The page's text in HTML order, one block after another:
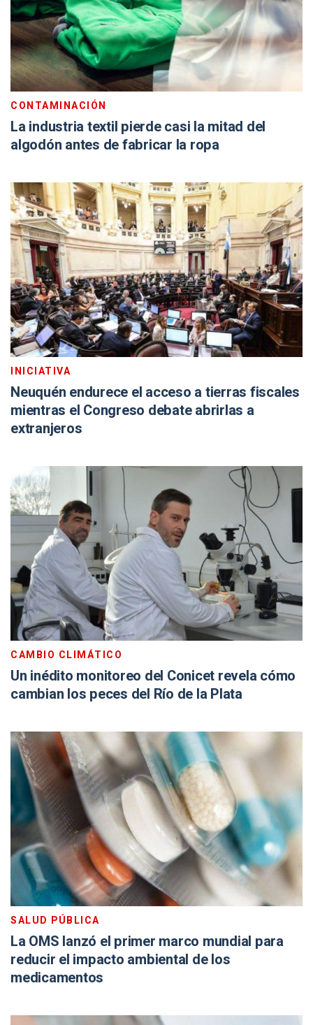
CONTAMINACIÓN
La industria textil pierde casi la mitad del
algodón antes de fabricar la ropa
INICIATIVA
Neuquén endurece el acceso a tierras fiscales
mientras el Congreso debate abrirlas a
extranjeros
CAMBIO CLIMÁTICO
Un inédito monitoreo del Conicet revela cómo
cambian los peces del Río de la Plata
SALUD PÚBLICA
La OMS lanzó el primer marco mundial para
reducir el impacto ambiental de los
medicamentos